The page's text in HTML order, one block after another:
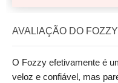
AVALIAÇÃO DO
O Fozzy efetivamente é
veloz e confiável, mas